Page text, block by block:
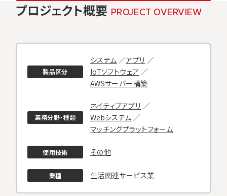
採用情報
理念
レブクリエイトで叶えられる働き方
数字で見るレブクリエイト
社員インタビュー
エントリー
プロジェクト概要 PROJECT OVERVIEW
製品区分
システム
アプリ
IoTソフトウェア
AWSサーバー構築
業務分野・種類
ネイティブアプリ
Webシステム
マッチングプラットフォーム
使用技術 その他
業種 生活関連サービス業